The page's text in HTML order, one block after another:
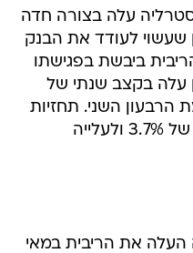
עלה בצורה חדה
שעשוי לעודד את הבנק
ביבשת בפגישתו
עלה בקצב שנתי של
וב-0.9% לעומת הרבעון השני. תחזיות
הכלכלנים היו לעלייה שנתית של 3.7% ולעלייה
העלה את הריבית במאי